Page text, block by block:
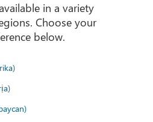
in a variety
Choose your
below.